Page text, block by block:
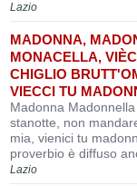
Lazio
MADONNA,
MONACELLA,
CHIGLIO
VIECCI TU
Madonna
stanotte, non
mia, vienici tu
proverbio è diffuso
Lazio